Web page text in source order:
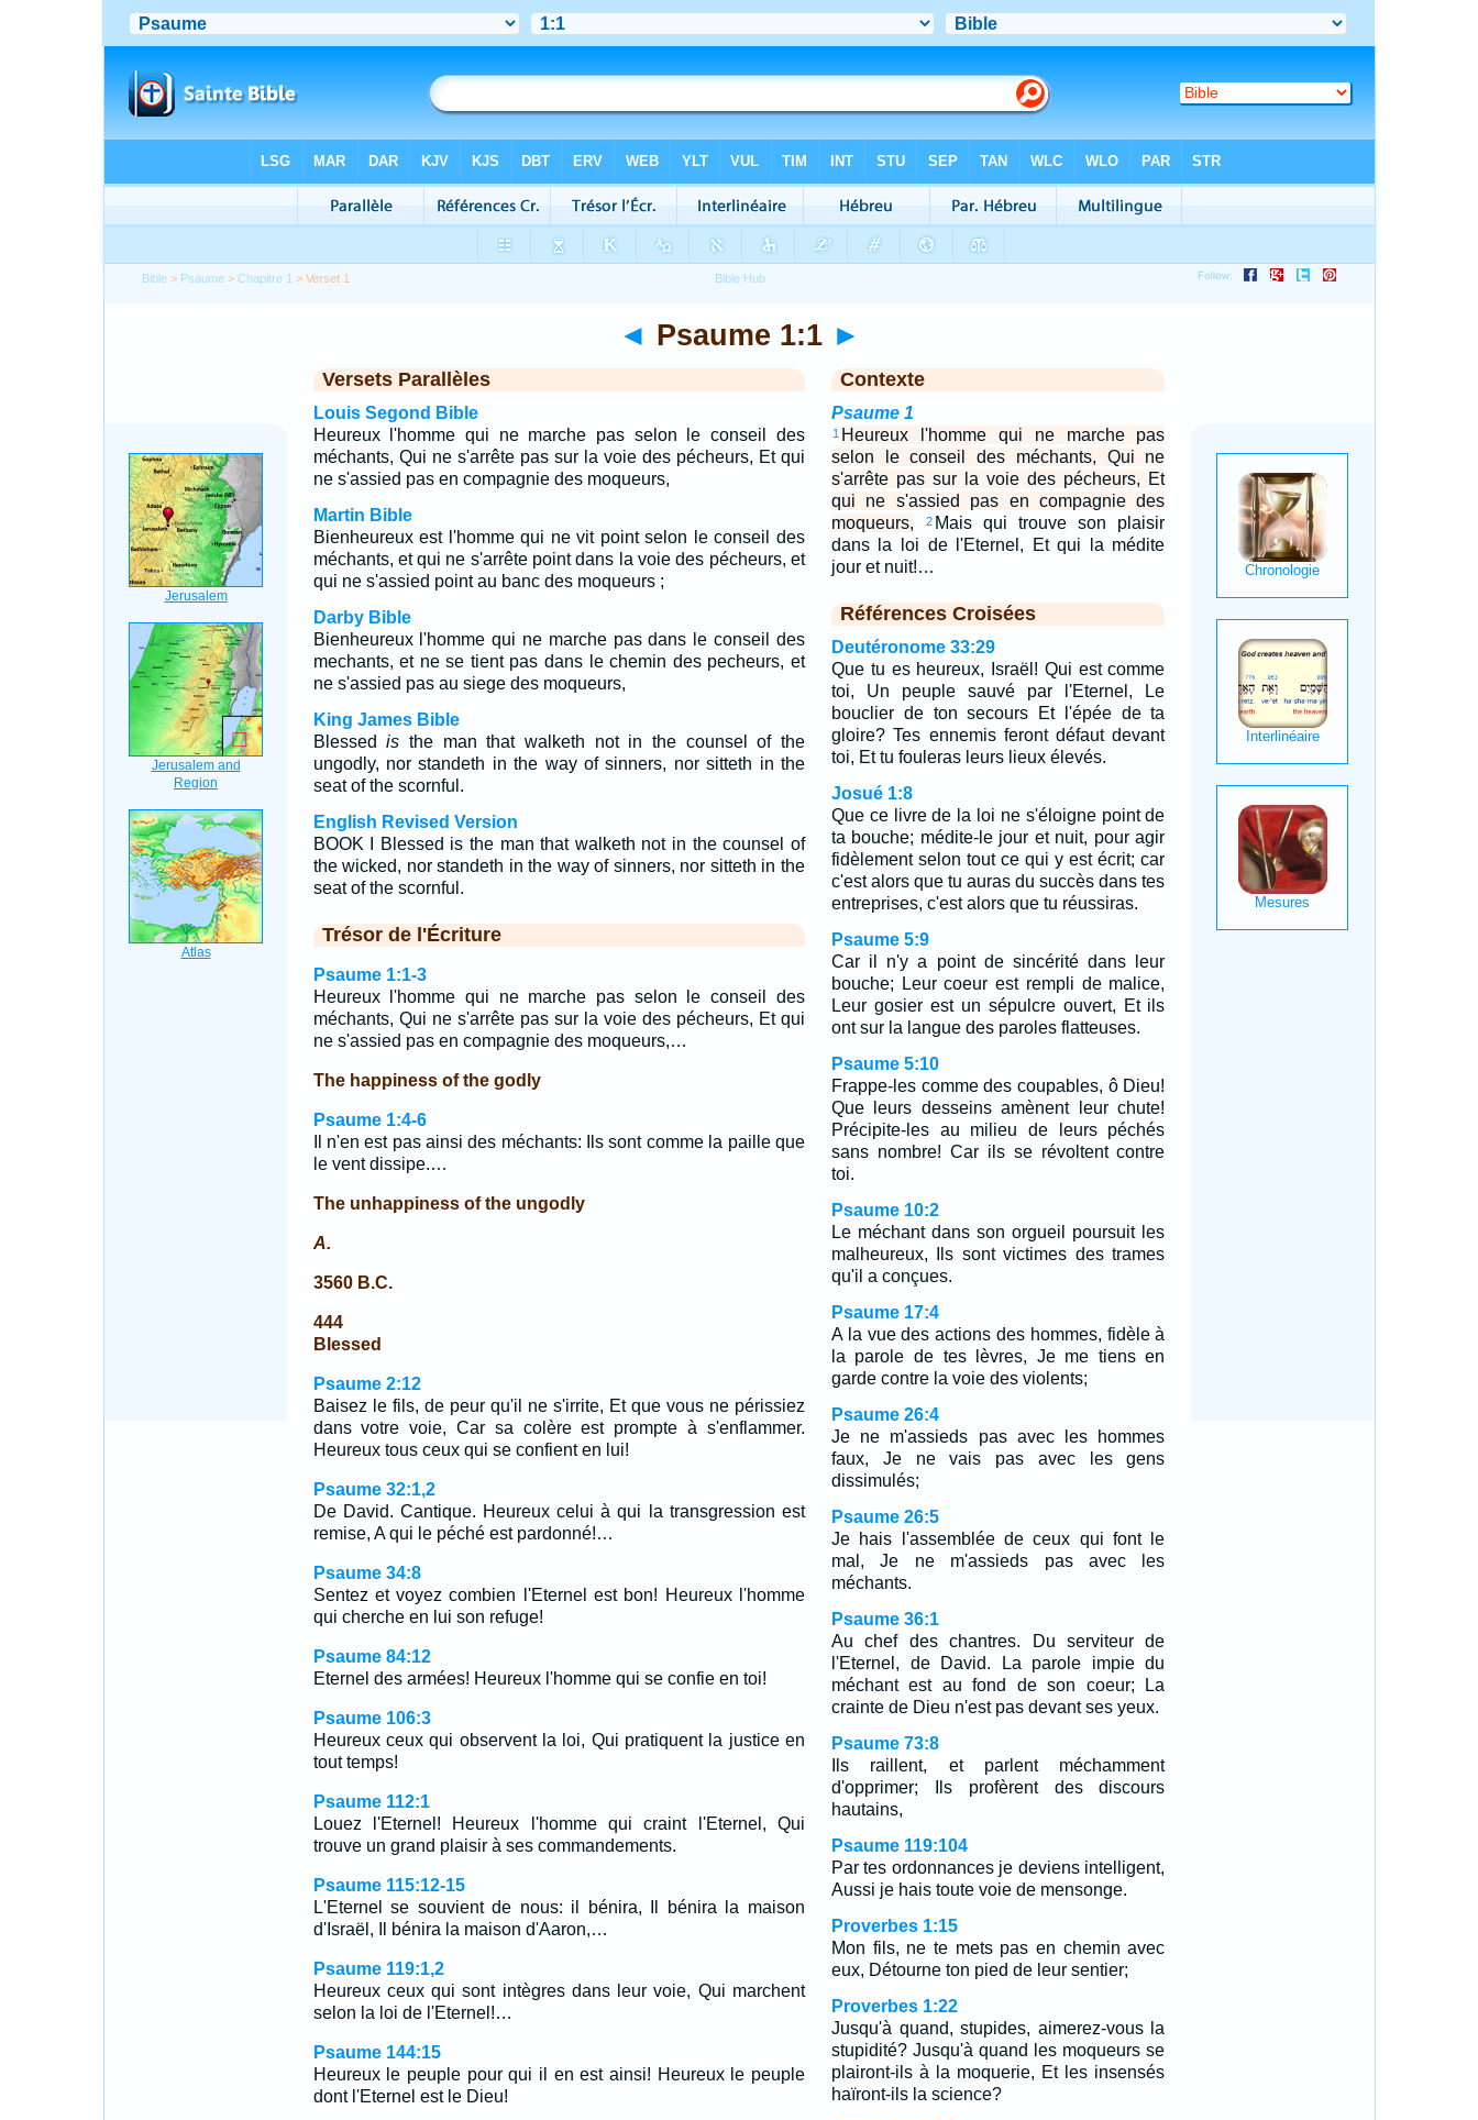
Bible > Psaume >Chapitre 1 > Verset 1
◄ Psaume 1:1 ►
Versets Parallèles
Louis Segond Bible
Heureux l'homme qui ne marche pas selon le conseil des
méchants, Qui ne s'arrête pas sur la voie des pécheurs, Et qui
ne s'assied pas en compagnie des moqueurs,
Martin Bible
Bienheureux est l'homme qui ne vit point selon le conseil des
méchants, et qui ne s'arrête point dans la voie des pécheurs, et
qui ne s'assied point au banc des moqueurs ;
Darby Bible
Bienheureux l'homme qui ne marche pas dans le conseil des
mechants, et ne se tient pas dans le chemin des pecheurs, et
ne s'assied pas au siege des moqueurs,
King James Bible
Blessedis the man that walketh not in the counsel of the
ungodly, nor standeth in the way of sinners, nor sitteth in the
seat of the scornful.
English Revised Version
BOOK I Blessed is the man that walketh not in the counsel of
the wicked, nor standeth in the way of sinners, nor sitteth in the
seat of the scornful.
Trésor de l'Écriture
Psaume 1:1-3
Heureux l'homme qui ne marche pas selon le conseil des
méchants, Qui ne s'arrête pas sur la voie des pécheurs, Et qui
ne s'assied pas en compagnie des moqueurs,…
The happiness of the godly
Psaume 1:4-6
Il n'en est pas ainsi des méchants: Ils sont comme la paille que
le vent dissipe.…
The unhappiness of the ungodly
A.
3560 B.C.
444
Blessed
Psaume 2:12
Baisez le fils, de peur qu'il ne s'irrite, Et que vous ne périssiez
dans votre voie, Car sa colère est prompte à s'enflammer.
Heureux tous ceux qui se confient en lui!
Psaume 32:1,2
De David. Cantique. Heureux celui à qui la transgression est
remise, A qui le péché est pardonné!…
Psaume 34:8
Sentez et voyez combien l'Eternel est bon! Heureux l'homme
qui cherche en lui son refuge!
Psaume 84:12
Eternel des armées! Heureux l'homme qui se confie en toi!
Psaume 106:3
Heureux ceux qui observent la loi, Qui pratiquent la justice en
tout temps!
Psaume 112:1
Louez l'Eternel! Heureux l'homme qui craint l'Eternel, Qui
trouve un grand plaisir à ses commandements.
Psaume 115:12-15
L'Eternel se souvient de nous: il bénira, Il bénira la maison
d'Israël, Il bénira la maison d'Aaron,…
Psaume 119:1,2
Heureux ceux qui sont intègres dans leur voie, Qui marchent
selon la loi de l'Eternel!…
Psaume 144:15
Heureux le peuple pour qui il en est ainsi! Heureux le peuple
dont l'Eternel est le Dieu!
Contexte
Psaume 1
1 Heureux l'homme qui ne marche pas
selon le conseil des méchants, Qui ne
s'arrête pas sur la voie des pécheurs, Et
qui ne s'assied pas en compagnie des
moqueurs,
2 Mais qui trouve son plaisir
dans la loi de l'Eternel, Et qui la médite
jour et nuit!…
Références Croisées
Deutéronome 33:29
Que tu es heureux, Israël! Qui est comme
toi, Un peuple sauvé par l'Eternel, Le
bouclier de ton secours Et l'épée de ta
gloire? Tes ennemis feront défaut devant
toi, Et tu fouleras leurs lieux élevés.
Josué 1:8
Que ce livre de la loi ne s'éloigne point de
ta bouche; médite-le jour et nuit, pour agir
fidèlement selon tout ce qui y est écrit; car
c'est alors que tu auras du succès dans tes
entreprises, c'est alors que tu réussiras.
Psaume 5:9
Car il n'y a point de sincérité dans leur
bouche; Leur coeur est rempli de malice,
Leur gosier est un sépulcre ouvert, Et ils
ont sur la langue des paroles flatteuses.
Psaume 5:10
Frappe-les comme des coupables, ô Dieu!
Que leurs desseins amènent leur chute!
Précipite-les au milieu de leurs péchés
sans nombre! Car ils se révoltent contre
toi.
Psaume 10:2
Le méchant dans son orgueil poursuit les
malheureux, Ils sont victimes des trames
qu'il a conçues.
Psaume 17:4
A la vue des actions des hommes, fidèle à
la parole de tes lèvres, Je me tiens en
garde contre la voie des violents;
Psaume 26:4
Je ne m'assieds pas avec les hommes
faux, Je ne vais pas avec les gens
dissimulés;
Psaume 26:5
Je hais l'assemblée de ceux qui font le
mal, Je ne m'assieds pas avec les
méchants.
Psaume 36:1
Au chef des chantres. Du serviteur de
l'Eternel, de David. La parole impie du
méchant est au fond de son coeur; La
crainte de Dieu n'est pas devant ses yeux.
Psaume 73:8
Ils raillent, et parlent méchamment
d'opprimer; Ils profèrent des discours
hautains,
Psaume 119:104
Par tes ordonnances je deviens intelligent,
Aussi je hais toute voie de mensonge.
Proverbes 1:15
Mon fils, ne te mets pas en chemin avec
eux, Détourne ton pied de leur sentier;
Proverbes 1:22
Jusqu'à quand, stupides, aimerez-vous la
stupidité? Jusqu'à quand les moqueurs se
plairont-ils à la moquerie, Et les insensés
haïront-ils la science?